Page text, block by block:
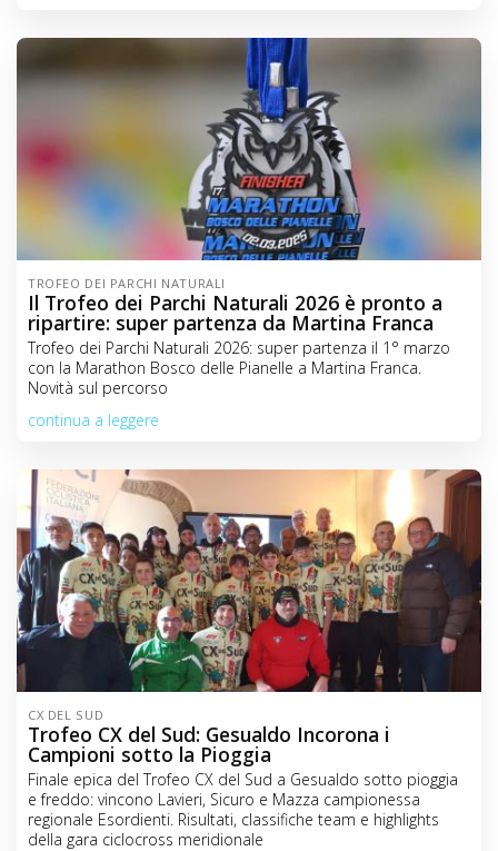
TROFEO DEI PARCHI NATURALI
Il Trofeo dei Parchi Naturali 2026 è pronto a
ripartire: super partenza da Martina Franca
Trofeo dei Parchi Naturali 2026: super partenza il 1° marzo
con la Marathon Bosco delle Pianelle a Martina Franca.
Novità sul percorso
continua a leggere
CX DEL SUD
Trofeo CX del Sud: Gesualdo Incorona i
Campioni sotto la Pioggia
Finale epica del Trofeo CX del Sud a Gesualdo sotto pioggia
e freddo: vincono Lavieri, Sicuro e Mazza campionessa
regionale Esordienti. Risultati, classifiche team e highlights
della gara ciclocross meridionale